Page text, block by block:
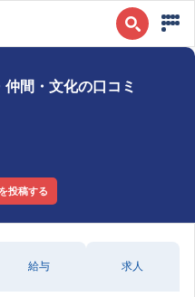
間・文化の口コミ
投稿する
給与 求人